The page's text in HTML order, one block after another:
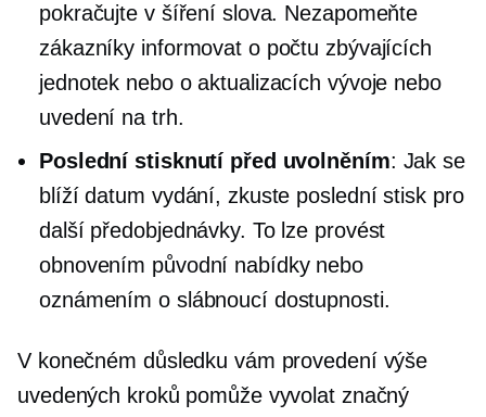
pokračujte v šíření slova. Nezapomeňte
zákazníky informovat o počtu zbývajících
jednotek nebo o aktualizacích vývoje nebo
uvedení na trh.
Poslední stisknutí před uvolněním: Jak se
blíží datum vydání, zkuste poslední stisk pro
další předobjednávky. To lze provést
obnovením původní nabídky nebo
oznámením o slábnoucí dostupnosti.
V konečném důsledku vám provedení výše
uvedených kroků pomůže vyvolat značný